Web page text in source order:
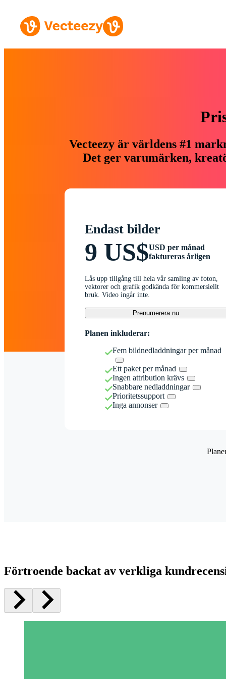
Vecteezy är världens #1
Det ger varumärken,
Endast bilder
9 US$USD per månad
faktureras årligen
Lås upp tillgång till hela vår samling av foton,
vektorer och grafik godkända för kommersiellt
bruk. Video ingår inte.
Prenumerera nu
Planen inkluderar:
Fem bildnedladdningar per månad
Ett paket per månad
Ingen attribution krävs
Snabbare nedladdningar
Prioritetssupport
Inga annonser
Förtroende backat av verkliga